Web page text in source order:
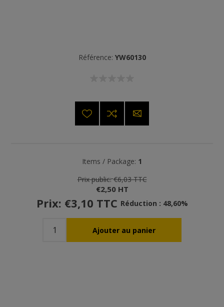
Référence: YW60130
Items / Package: 1
Prix public: €6,03 TTC
€2,50 HT
Prix: €3,10 TTC Réduction : 48,60%